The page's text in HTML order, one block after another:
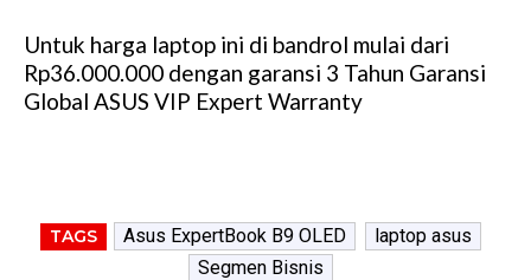
Untuk harga laptop ini di bandrol mulai dari
Rp36.000.000 dengan garansi 3 Tahun Garansi
Global ASUS VIP Expert Warranty
TAGS Asus ExpertBook B9 OLED
laptop asus
Segmen Bisnis